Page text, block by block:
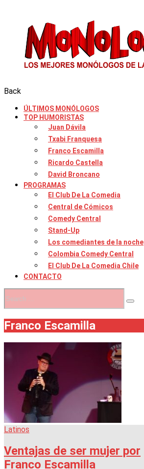
Back
ÚLTIMOS MONÓLOGOS
TOP HUMORISTAS
Juan Dávila
Txabi Franquesa
Franco Escamilla
Ricardo Castella
David Broncano
PROGRAMAS
El Club De La Comedia
Central de Cómicos
Comedy Central
Stand-Up
Los comediantes de la noche
Colombia Comedy Central
El Club De La Comedia Chile
CONTACTO
Franco Escamilla
Latinos
Ventajas de ser mujer por
Franco Escamilla